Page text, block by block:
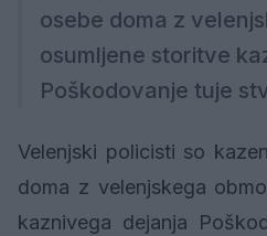
osebe doma z
osumljene storitve
Poškodovanje tuje
Velenjski policisti so
doma z velenjskega
kaznivega dejanja